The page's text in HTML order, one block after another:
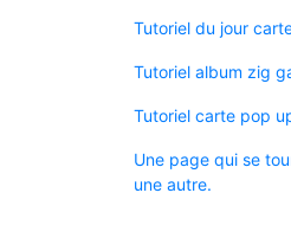
Tutoriel du jour
Tutoriel album zig
Tutoriel carte pop
Une page qui se
une autre.